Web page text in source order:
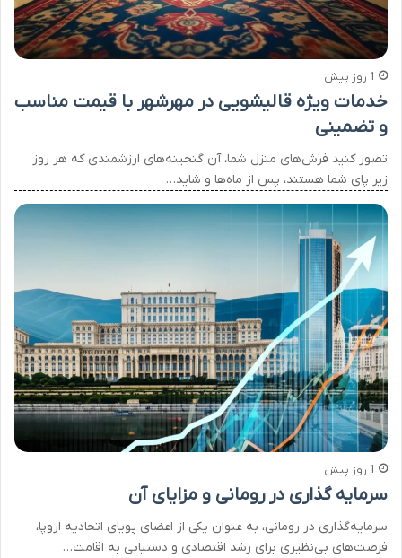
1 روز پیش
خدمات ویژه قالیشویی در مهرشهر با قیمت مناسب
و تضمینی
تصور کنید فرش‌های منزل شما، آن گنجینه‌های ارزشمندی که هر روز
زیر پای شما هستند، پس از ماه‌ها و شاید…
1 روز پیش
سرمایه گذاری در رومانی و مزایای آن
سرمایه‌گذاری در رومانی، به عنوان یکی از اعضای پویای اتحادیه اروپا،
فرصت‌های بی‌نظیری برای رشد اقتصادی و دستیابی به اقامت…